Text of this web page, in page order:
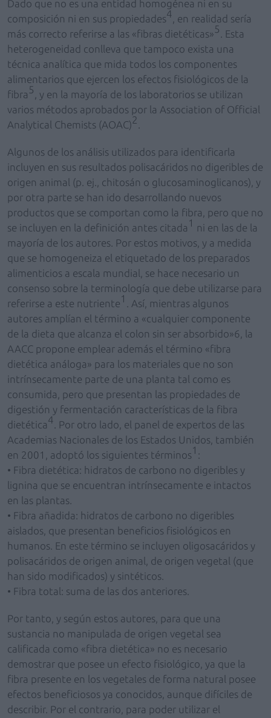
Dado que no es una entidad homogénea ni en su
composición ni en sus propiedades4 , en realidad sería
más correcto referirse a las «fibras dietéticas»5
. Esta
heterogeneidad conlleva que tampoco exista una
técnica analítica que mida todos los componentes
alimentarios que ejercen los efectos fisiológicos de la
fibra 5 , y en la mayoría de los laboratorios se utilizan
varios métodos aprobados por la Association of Official
Analytical Chemists (AOAC)2
Algunos de los análisis utilizados para identificarla
incluyen en sus resultados polisacáridos no digeribles de
origen animal (p. ej., chitosán o glucosaminoglicanos), y
por otra parte se han ido desarrollando nuevos
productos que se comportan como la fibra, pero que no
se incluyen en la definición antes citada 1 ni en las de la
mayoría de los autores. Por estos motivos, y a medida
que se homogeneiza el etiquetado de los preparados
alimenticios a escala mundial, se hace necesario un
consenso sobre la terminología que debe utilizarse para
referirse a este nutriente1
. Así, mientras algunos
autores amplían el término a «cualquier componente
de la dieta que alcanza el colon sin ser absorbido»6, la
AACC propone emplear además el término «fibra
dietética análoga» para los materiales que no son
intrínsecamente parte de una planta tal como es
consumida, pero que presentan las propiedades de
digestión y fermentación características de la fibra
dietética4 . Por otro lado, el panel de expertos de las
Academias Nacionales de los Estados Unidos, también
en 2001, adoptó los siguientes términos1 :
• Fibra dietética: hidratos de carbono no digeribles y
lignina que se encuentran intrínsecamente e intactos
en las plantas.
• Fibra añadida: hidratos de carbono no digeribles
aislados, que presentan beneficios fisiológicos en
humanos. En este término se incluyen oligosacáridos y
polisacáridos de origen animal, de origen vegetal (que
han sido modificados) y sintéticos.
• Fibra total: suma de las dos anteriores.
Por tanto, y según estos autores, para que una
sustancia no manipulada de origen vegetal sea
calificada como «fibra dietética» no es necesario
demostrar que posee un efecto fisiológico, ya que la
fibra presente en los vegetales de forma natural posee
efectos beneficiosos ya conocidos, aunque difíciles de
describir. Por el contrario, para poder utilizar el